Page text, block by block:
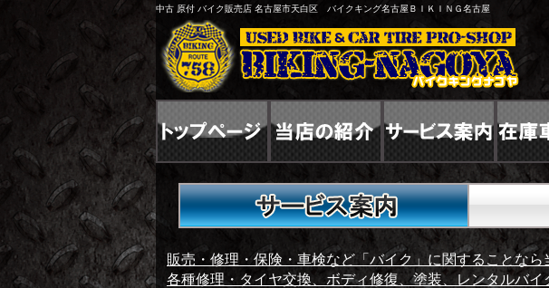
中古 原付 バイク販売店 名古屋市天白区 バイクキング名古屋ＢＩＫＩＮＧ名古屋
販売・修理・保険・車検など「バイク」に関することなら
各種修理・タイヤ交換、ボディ修復、塗装、レンタルバイ